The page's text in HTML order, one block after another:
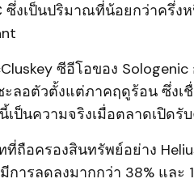
ซึ่งเป็นปริมาณที่น้อยกว่าครึ่
ซีอีโอของ
ลอตัวตั้งแต่ภาคฤดูร้อน ซึ่งเ
เป็นความจริงเมื่อตลาดเปิด
ถือครองสินทรัพย์อย่าง
การลดลงมากกว่า 38% และ